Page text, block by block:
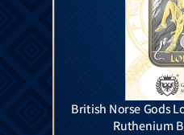
British Norse Gods
Ruthenium